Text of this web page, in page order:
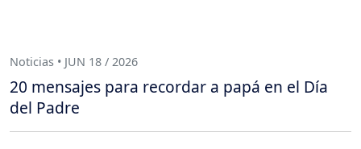
Noticias • JUN 18 / 2026
20 mensajes para recordar a papá en el Día
del Padre